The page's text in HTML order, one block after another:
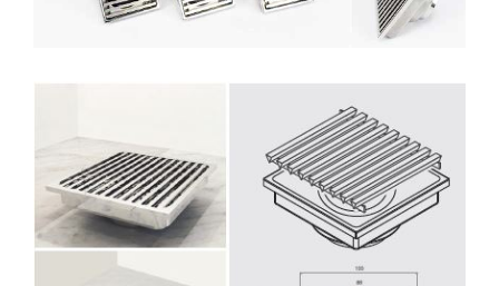
นโยบายการเปลี่ยนแปลงสภาพภูมิอากาศสู่ความเป็นกลางทาง
คาร์บอนและ Net Zero
ประกาศแต่งตั้งคณะกรรมการสิ่งแวดล้อมและการจัดการก๊าซเรือน